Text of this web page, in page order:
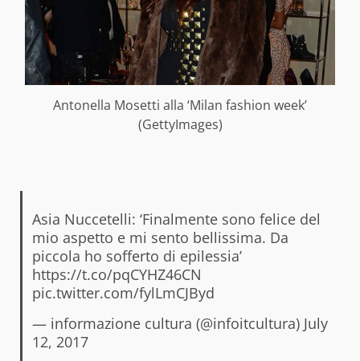
Antonella Mosetti alla ‘Milan fashion week’
(GettyImages)
Asia Nuccetelli: ‘Finalmente sono felice del
mio aspetto e mi sento bellissima. Da
piccola ho sofferto di epilessia’
https://t.co/pqCYHZ46CN
pic.twitter.com/fylLmCJByd
— informazione cultura (@infoitcultura) July
12, 2017